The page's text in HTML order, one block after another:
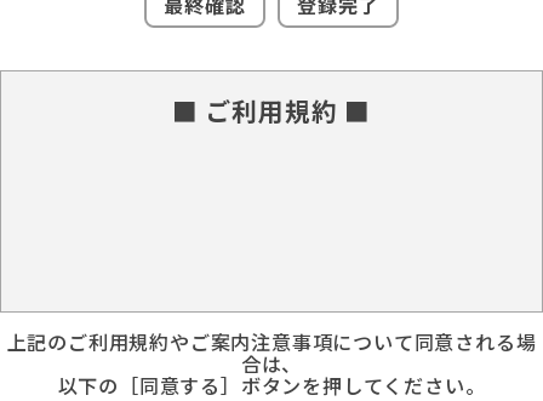
■ ご利用規約 ■
上記のご利用規約やご案内注意事項について同意される場
合は、
以下の［同意する］ボタンを押してください。